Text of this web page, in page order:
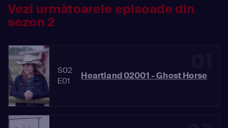
Vezi următoarele episoade din
sezon 2
S02
E01
Heartland 02001 - Ghost Horse